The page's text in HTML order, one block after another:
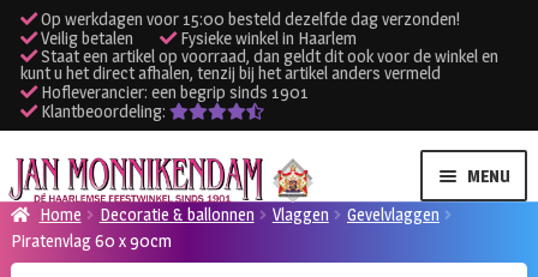
Op werkdagen voor 15:00 besteld dezelfde dag verzonden!
Veilig betalen
Fysieke winkel in Haarlem
Staat een artikel op voorraad, dan geldt dit ook voor de winkel en
kunt u het direct afhalen, tenzij bij het artikel anders vermeld
Hofleverancier: een begrip sinds 1901
Klantbeoordeling:
Ga
door
naar
navigatie
Ga
naar
de
inhoud
MENU
Verhuur kleding
Home Decoratie & ballonnen Vlaggen
Gevelvlaggen
Piratenvlag 60 x 90cm